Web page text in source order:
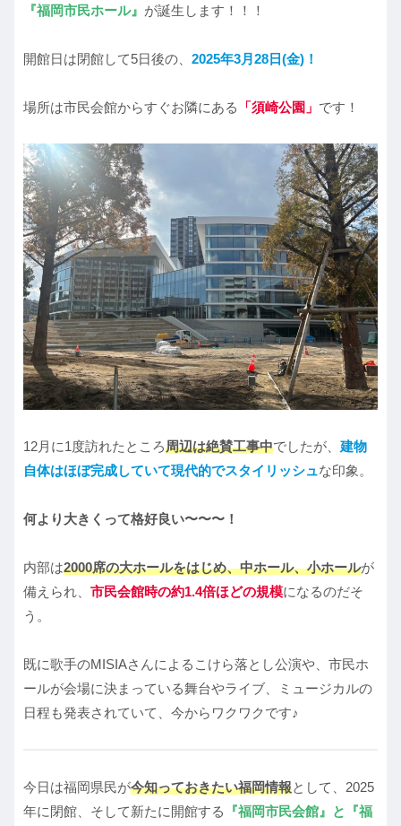
『福岡市民ホール』 が誕生します！！！
開館日は閉館して5日後の、 2025年3月28日(金)！
場所は市民会館からすぐお隣にある 「須崎公園」 です！
12月に1度訪れたところ周辺は絶賛工事中でしたが、 建物
自体はほぼ完成していて現代的でスタイリッシュな印象。
何より大きくって格好良い〜〜〜！
内部は2000席の大ホールをはじめ、中ホール、小ホールが
備えられ、 市民会館時の約1.4倍ほどの規模になるのだそ
う。
既に歌手のMISIAさんによるこけら落とし公演や、市民ホ
ールが会場に決まっている舞台やライブ、ミュージカルの
日程も発表されていて、今からワクワクです♪
今日は福岡県民が今知っておきたい福岡情報として、2025
年に閉館、そして新たに開館する
『福岡市民会館』と『福